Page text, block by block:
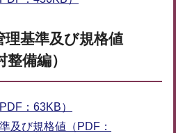
理基準及び規格値
整備編）
：63KB）
及び規格値（PDF：